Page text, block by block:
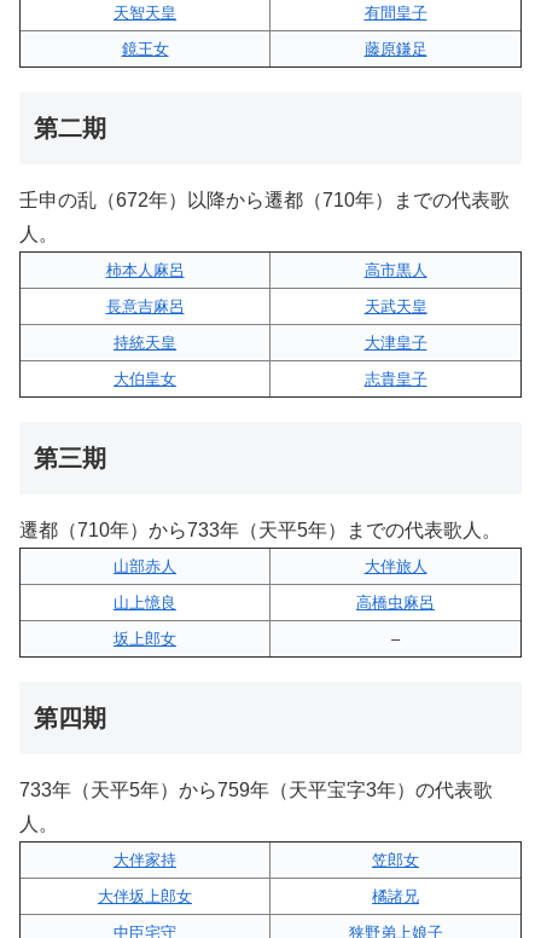
天智天皇
有間皇子
鏡王女
藤原鎌足
第二期
壬申の乱（672年）以降から遷都（710年）までの代表歌
人。
柿本人麻呂
高市黒人
長意吉麻呂
天武天皇
持統天皇
大津皇子
大伯皇女
志貴皇子
第三期
遷都（710年）から733年（天平5年）までの代表歌人。
山部赤人
大伴旅人
山上憶良
高橋虫麻呂
坂上郎女
–
第四期
733年（天平5年）から759年（天平宝字3年）の代表歌
人。
大伴家持
笠郎女
大伴坂上郎女
橘諸兄
中臣宅守
狭野弟上娘子